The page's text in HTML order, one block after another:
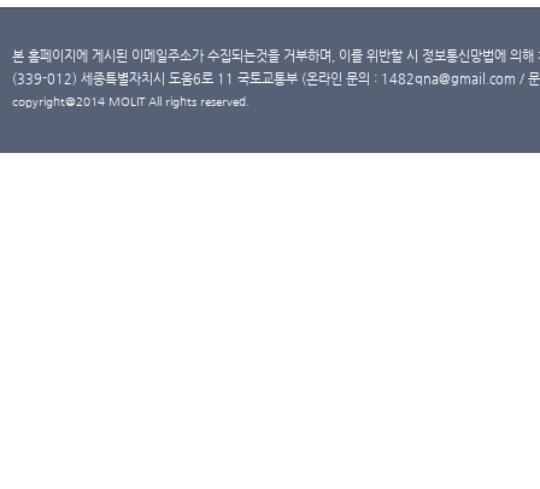
본 홈페이지에 게시된 이메일주소가 수집되는것을 거부하며, 이를 위반할 시 정보통신망법에 의
(339-012) 세종특별자치시 도움6로 11 국토교통부 (온라인 문의 : 1482qna@gmail.com /
copyright@2014 MOLIT All rights reserved.